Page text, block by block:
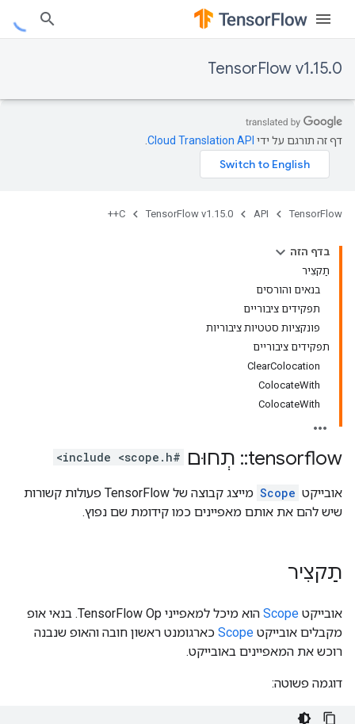
TensorFlow v1.15.0
דף זה תורגם על ידי Cloud Translation API
TensorFlow
API
TensorFlow v1.15.0
C++
בדף הזה
תַקצִיר
בנאים והורסים
תפקידים ציבוריים
פונקציות סטטיות ציבוריות
תפקידים ציבוריים
ClearColocation
ColocateWith
ColocateWith
tensorflow
:: תְחוּם #include <scope.h>
אובייקט Scope
מייצג קבוצה של TensorFlow פעולות קשורות
שיש להם את אותם מאפיינים כמו קידומת שם נפוץ.
תַקצִיר
אובייקט Scope
הוא מיכל למאפייני TensorFlow Op. בנאי אופ
מקבלים אובייקט Scope כארגומנט ראשון חובה והאופ שנבנה
רוכש את המאפיינים באובייקט.
דוגמה פשוטה: